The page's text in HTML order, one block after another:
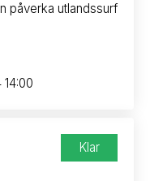
påverka utlandssurf
Klar